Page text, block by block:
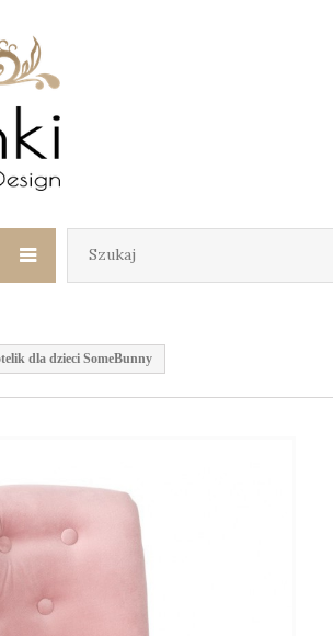
dla dzieci SomeBunny